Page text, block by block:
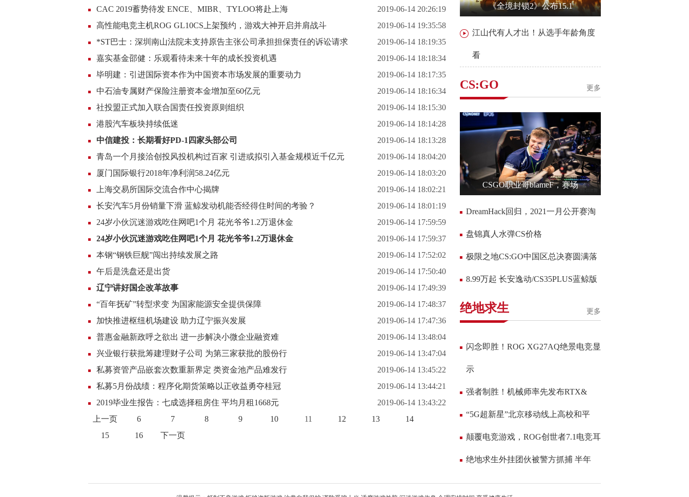
CAC 2019蓄势待发 ENCE、MIBR、TYLOO将赴上海
2019-06-14 20:26:19
高性能电竞主机ROG GL10CS上架预约，游戏大神开启并肩战斗
2019-06-14 19:35:58
*ST巴士：深圳南山法院未支持原告主张公司承担担保责任的诉讼请求
2019-06-14 18:19:35
嘉实基金邵健：乐观看待未来十年的成长投资机遇
2019-06-14 18:18:34
毕明建：引进国际资本作为中国资本市场发展的重要动力
2019-06-14 18:17:35
中石油专属财产保险注册资本金增加至60亿元
2019-06-14 18:16:34
社投盟正式加入联合国责任投资原则组织
2019-06-14 18:15:30
港股汽车板块持续低迷
2019-06-14 18:14:28
中信建投：长期看好PD-1四家头部公司
2019-06-14 18:13:28
青岛一个月接洽创投风投机构过百家 引进或拟引入基金规模近千亿元
2019-06-14 18:04:20
厦门国际银行2018年净利润58.24亿元
2019-06-14 18:03:20
上海交易所国际交流合作中心揭牌
2019-06-14 18:02:21
长安汽车5月份销量下滑 蓝鲸发动机能否经得住时间的考验？
2019-06-14 18:01:19
24岁小伙沉迷游戏吃住网吧1个月 花光爷爷1.2万退休金
2019-06-14 17:59:59
24岁小伙沉迷游戏吃住网吧1个月 花光爷爷1.2万退休金
2019-06-14 17:59:37
本钢“钢铁巨舰”闯出持续发展之路
2019-06-14 17:52:02
午后是洗盘还是出货
2019-06-14 17:50:40
辽宁讲好国企改革故事
2019-06-14 17:49:39
“百年抚矿”转型求变 为国家能源安全提供保障
2019-06-14 17:48:37
加快推进枢纽机场建设 助力辽宁振兴发展
2019-06-14 17:47:36
普惠金融新政呼之欲出 进一步解决小微企业融资难
2019-06-14 13:48:04
兴业银行获批筹建理财子公司 为第三家获批的股份行
2019-06-14 13:47:04
私募资管产品嵌套次数重新界定 类资金池产品难发行
2019-06-14 13:45:22
私募5月份战绩：程序化期货策略以正收益勇夺桂冠
2019-06-14 13:44:21
2019毕业生报告：七成选择租房住 平均月租1668元
2019-06-14 13:43:22
上一页
6 7 8 9 10 11 12 13
14
15
16 下一页
《全境封锁2》公布15.1
江山代有人才出！从选手年龄角度
看
CS:GO 更多
CSGO职业哥blameF，赛场
DreamHack回归，2021一月公开赛淘
盘锦真人水弹CS价格
极限之地CS:GO中国区总决赛圆满落
8.99万起 长安逸动/CS35PLUS蓝鲸版
绝地求生 更多
闪念即胜！ROG XG27AQ绝景电竞显
示
强者制胜！机械师率先发布RTX&
“5G超新星”北京移动线上高校和平
颠覆电竞游戏，ROG创世者7.1电竞耳
绝地求生外挂团伙被警方抓捕 半年